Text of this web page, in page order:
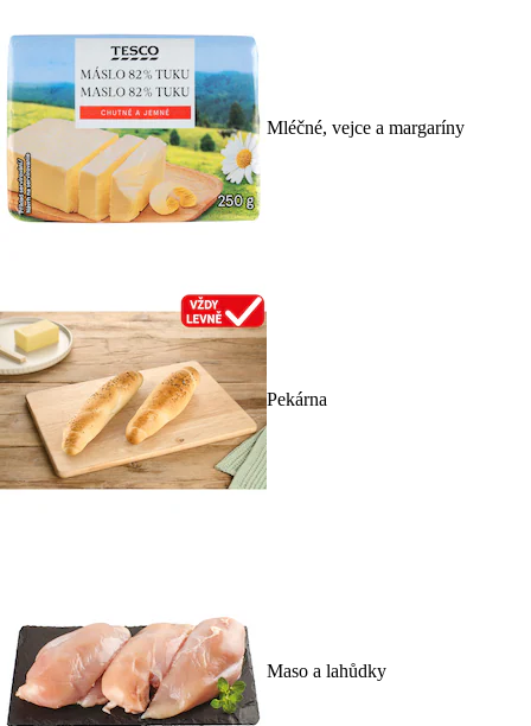
Mléčné, vejce a margaríny
Pekárna
Maso a lahůdky